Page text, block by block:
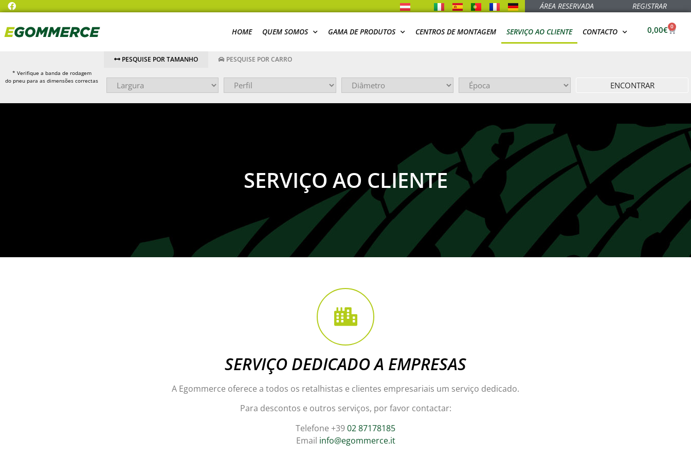
ÁREA RESERVADA REGISTRAR
HOME QUEM SOMOS GAMA DE PRODUTOS CENTROS DE MONTAGEM SERVIÇO AO CLIENTE CONTACTO 0,00€ 0
* Verifique a banda de rodagem
do pneu para as dimensões correctas
PESQUISE POR TAMANHO PESQUISE POR CARRO
ENCONTRAR
SERVIÇO AO CLIENTE
SERVIÇO DEDICADO A EMPRESAS
A Egommerce oferece a todos os retalhistas e clientes empresariais um serviço dedicado.
Para descontos e outros serviços, por favor contactar:
Telefone +3902 87178185
Email info@egommerce.it